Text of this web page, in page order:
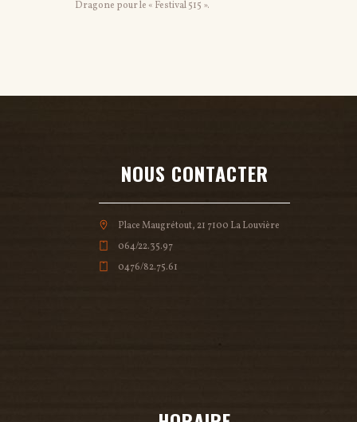
Dragone pour le « Festival 515 ».
NOUS CONTACTER
Place Maugrétout, 21 7100 La Louvière
064/22.35.97
0476/82.75.61